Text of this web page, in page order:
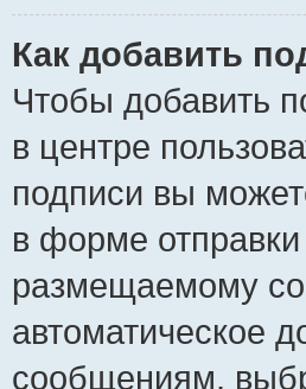
Как добавить
Чтобы добавить
в центре
подписи вы
в форме
размещаемому
автоматическое
сообщениям,